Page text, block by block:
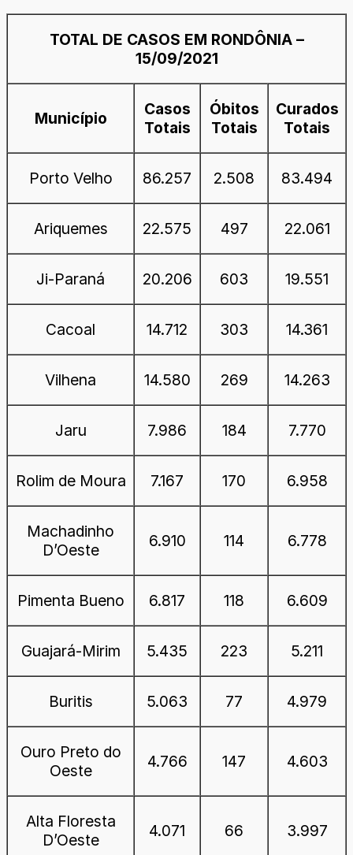
TOTAL DE CASOS EM RONDÔNIA –
15/09/2021
Município
Casos
Totais
Óbitos
Totais
Curados
Totais
Porto Velho 86.257 2.508 83.494
Ariquemes 22.575 497 22.061
Ji-Paraná 20.206 603 19.551
Cacoal 14.712 303 14.361
Vilhena 14.580 269 14.263
Jaru 7.986 184 7.770
Rolim de Moura 7.167 170 6.958
Machadinho
D’Oeste
6.910 114 6.778
Pimenta Bueno 6.817 118 6.609
Guajará-Mirim 5.435 223 5.211
Buritis 5.063 77 4.979
Ouro Preto do
Oeste
4.766 147 4.603
Alta Floresta
D’Oeste
4.071 66 3.997